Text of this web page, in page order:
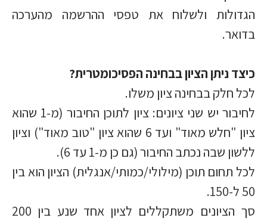
הגדולות ולשלוח את טפסי ההרשמה מהערכה
בדואר.
כיצד ניתן הציון בבחינה הפסיכומטרית?
לכל חלק בבחינה ציון משלו.
לחיבור יש שני ציונים: ציון לתוכן החיבור (מ-1 שהוא
ציון "חלש מאוד" ועד 6 שהוא ציון "טוב מאוד") וציון
ללשון שבה נכתב החיבור (גם כן מ-1 עד 6).
לכל תחום תוכן (מילולי/כמותי/אנגלית) הציון הוא בין
50 ל-150.
סך הציונים משתקללים לציון אחד שנע בין 200